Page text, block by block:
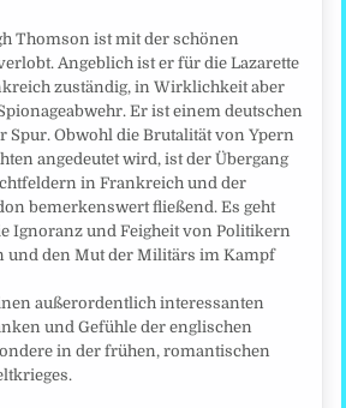
Thomson ist mit der schönen
Angeblich ist er für die Lazarette
zuständig, in Wirklichkeit aber
Er ist einem deutschen
Spur. Obwohl die Brutalität von Ypern
angedeutet wird, ist der Übergang
in Frankreich und der
bemerkenswert fließend. Es geht
Ignoranz und Feigheit von Politikern
und den Mut der Militärs im Kampf
außerordentlich interessanten
und Gefühle der englischen
in der frühen, romantischen